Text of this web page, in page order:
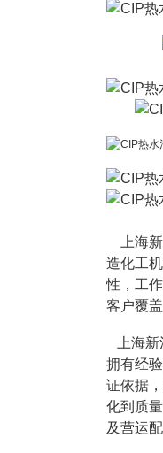
上海新
造化工
性，工
客户覆
上海
拥有经
证依据
化到质量
及营运